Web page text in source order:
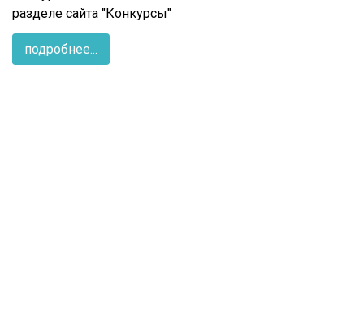
разделе сайта "Конкурсы"
подробнее...